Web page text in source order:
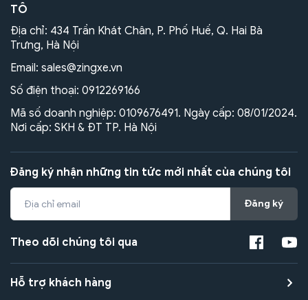
TÔ
Địa chỉ: 434 Trần Khát Chân, P. Phố Huế, Q. Hai Bà
Trưng, Hà Nội
Email: sales@zingxe.vn
Số điện thoại: 0912269166
Mã số doanh nghiệp: 0109676491. Ngày cấp: 08/01/2024.
Nơi cấp: SKH & ĐT TP. Hà Nội
Đăng ký nhận những tin tức mới nhất của chúng tôi
Đăng ký
Theo dõi chúng tôi qua
Hỗ trợ khách hàng